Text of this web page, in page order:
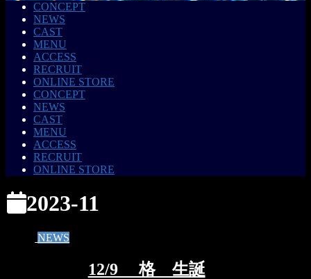
CONCEPT
NEWS
CAST
MENU
ACCESS
RECRUIT
ONLINE STORE
CONCEPT
NEWS
CAST
MENU
ACCESS
RECRUIT
ONLINE STORE
2023-11
NEWS
12/9 格 生誕